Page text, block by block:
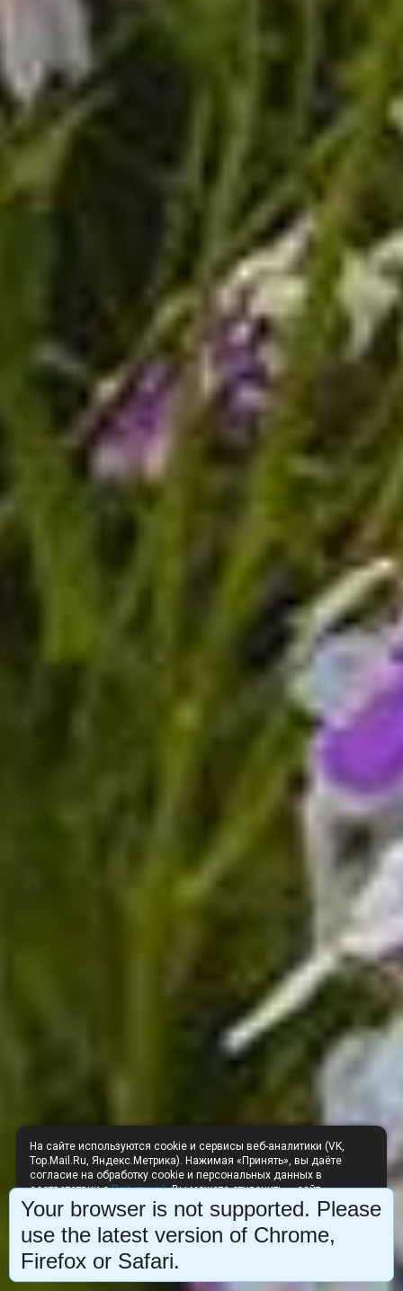
На сайте используются cookie и сервисы веб-аналитики (VK,
Top.Mail.Ru, Яндекс.Метрика). Нажимая «Принять», вы даёте
согласие на обработку cookie и персональных данных в
соответствии сПолитикой. Вы можете отклонить — сайт
продолжит работу без аналитики.
Отклонить
Your browser is not supported. Please
use the latest version of Chrome,
Firefox or Safari.